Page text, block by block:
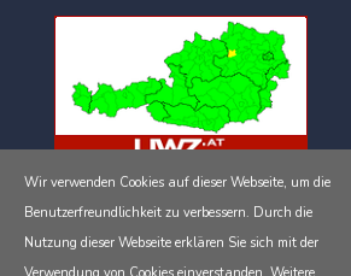
Impressum
Wir verwenden Cookies auf dieser Webseite, um die
Benutzerfreundlichkeit zu verbessern. Durch die
Nutzung dieser Webseite erklären Sie sich mit der